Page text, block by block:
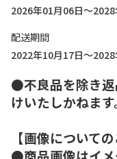
2026年01月06日～
配送期間
2022年10月17日～
●不良品を除き返
けいたしかねます
【画像についての
●商品画像はイメ